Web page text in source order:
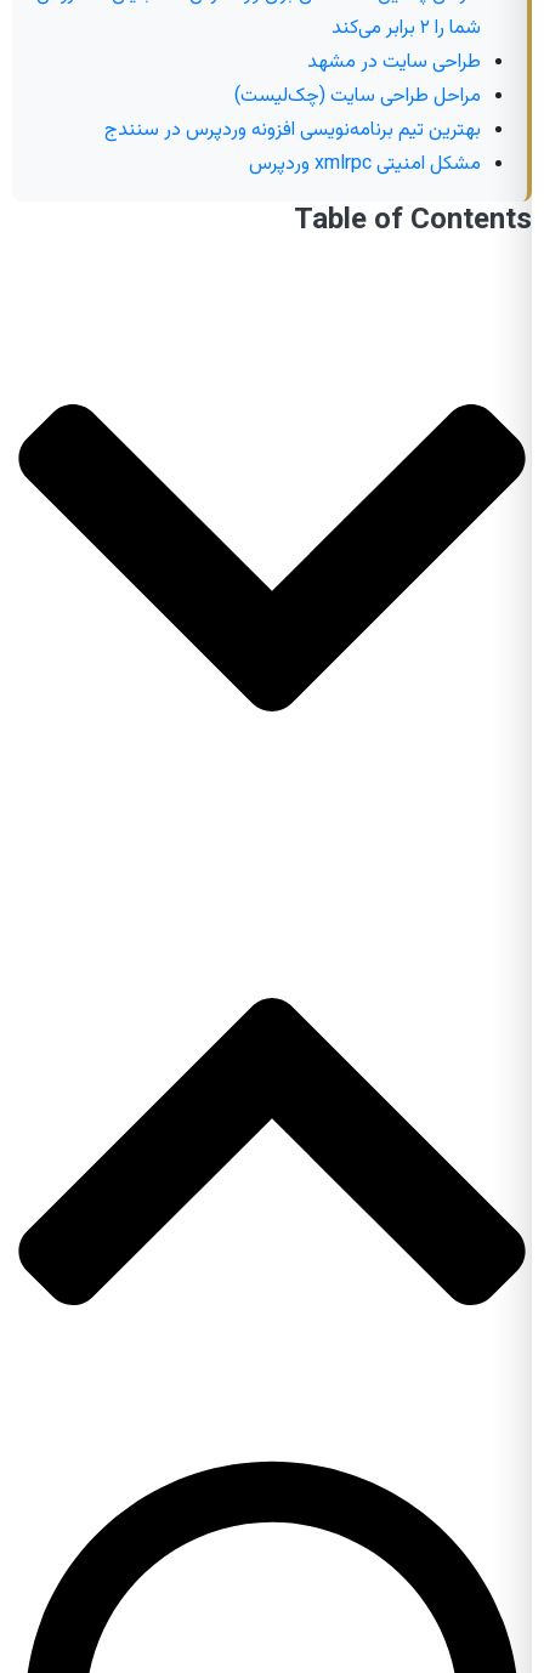
شما را ۲ برابر می‌کند
طراحی سایت در مشهد
مراحل طراحی سایت (چک‌لیست)
بهترین تیم برنامه‌نویسی افزونه وردپرس در سنندج
مشکل امنیتی xmlrpc وردپرس
Table of Contents